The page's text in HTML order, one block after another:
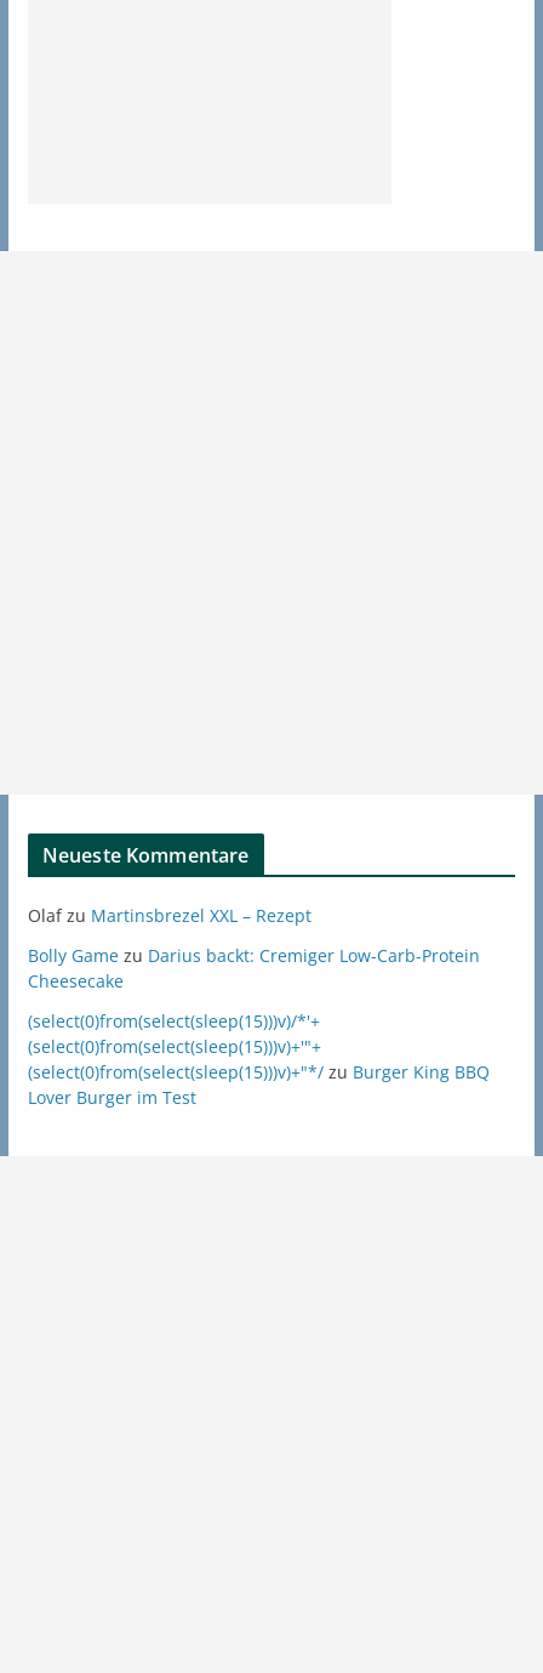
Neueste Kommentare
Olafzu Martinsbrezel XXL – Rezept
Bolly Gamezu Darius backt: Cremiger Low-Carb-Protein
Cheesecake
(select(0)from(select(sleep(15)))v)/*'+
(select(0)from(select(sleep(15)))v)+'"+
(select(0)from(select(sleep(15)))v)+"*/zu Burger King BBQ
Lover Burger im Test